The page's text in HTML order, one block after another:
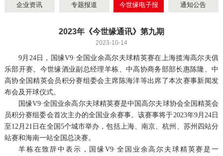
企业资讯 专题报道 今世缘电子报 通知公告
2023年《今世缘通讯》第九期
2023-10-14
9月24日，国缘V9·全国业余高尔夫球精英赛在上海揽海高尔夫俱
乐部开赛。今世缘酒业副总经理羊栋、中高协商务部部长惠陈隆、中
高协全国精英会员积分赛组委会主席陈海洋等出席了本次赛事新闻发
布会及开球仪式。
国缘V9·全国业余高尔夫球精英赛是中国高尔夫球协会全国精英会
员积分赛组委会首次主办的全国业余赛事。该赛事将于2023年9月24日
至12月21日在全国5个城市举办，包括上海、南京、杭州、苏州四站分
站赛和海南一站全国总决赛。
羊栋在致辞中表示，国缘V9·全国业余高尔夫球精英赛是一